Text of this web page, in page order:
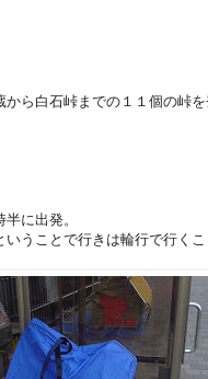
ら白石峠までの１１個の峠を
に出発。
うことで行きは輪行で行くこ